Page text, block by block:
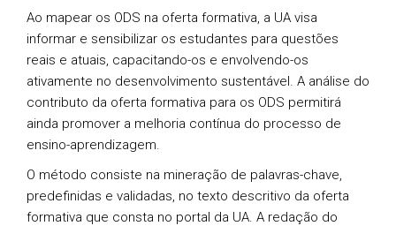
Ao mapear os ODS na oferta formativa, a UA visa
informar e sensibilizar os estudantes para questões
reais e atuais, capacitando-os e envolvendo-os
ativamente no desenvolvimento sustentável. A análise do
contributo da oferta formativa para os ODS permitirá
ainda promover a melhoria contínua do processo de
ensino-aprendizagem.
O método consiste na mineração de palavras-chave,
predefinidas e validadas, no texto descritivo da oferta
formativa que consta no portal da UA. A redação do